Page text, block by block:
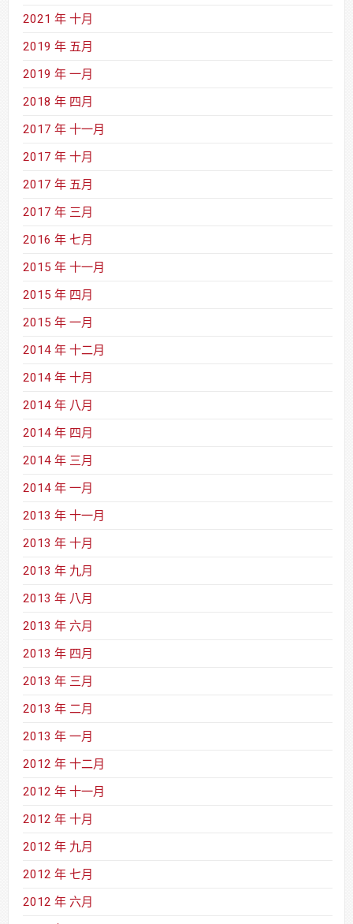
2021 年 十月
2019 年 五月
2019 年 一月
2018 年 四月
2017 年 十一月
2017 年 十月
2017 年 五月
2017 年 三月
2016 年 七月
2015 年 十一月
2015 年 四月
2015 年 一月
2014 年 十二月
2014 年 十月
2014 年 八月
2014 年 四月
2014 年 三月
2014 年 一月
2013 年 十一月
2013 年 十月
2013 年 九月
2013 年 八月
2013 年 六月
2013 年 四月
2013 年 三月
2013 年 二月
2013 年 一月
2012 年 十二月
2012 年 十一月
2012 年 十月
2012 年 九月
2012 年 七月
2012 年 六月